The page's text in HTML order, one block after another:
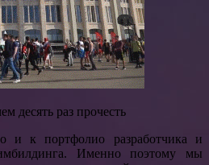
десять раз прочесть
и к портфолио разработчика и
Именно поэтому мы